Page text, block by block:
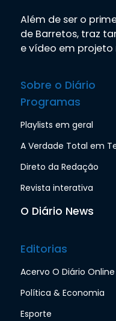
Além de ser o
de Barretos, traz
e vídeo em
Sobre o Diário
Programas
Playlists em geral
A Verdade Total em
Direto da Redação
Revista interativa
O Diário News
Editorias
Acervo O Diário Online
Política & Economia
Esporte